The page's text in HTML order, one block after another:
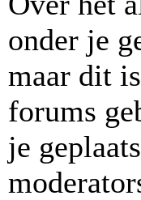
onder je
maar dit
forums
je